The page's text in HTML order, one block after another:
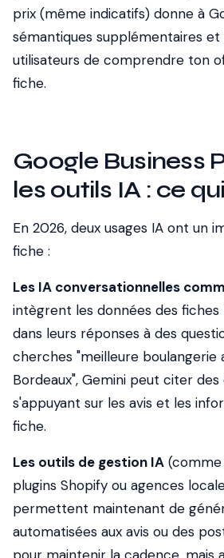
prix (même indicatifs) donne à
sémantiques supplémentaires
utilisateurs de comprendre ton
fiche.
Google Business
les outils IA : ce
En 2026, deux usages IA ont un
fiche :
Les IA conversationnelles
intègrent les données des fiches
dans leurs réponses à des
cherches "meilleure boulangerie
Bordeaux", Gemini peut citer
s'appuyant sur les avis et les
fiche.
Les outils de gestion IA
plugins Shopify ou agences
permettent maintenant de
automatisées aux avis ou des